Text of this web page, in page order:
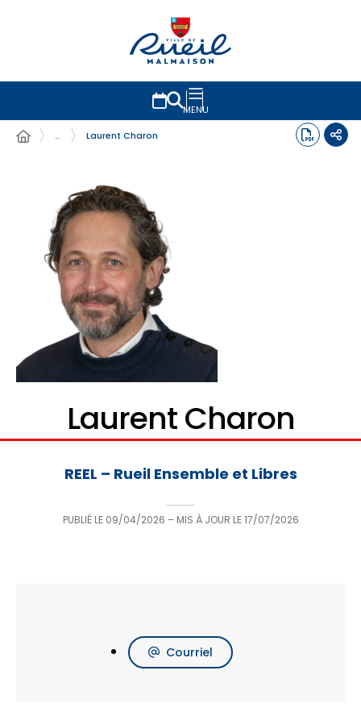
MENU
…
Laurent Charon
Laurent Charon
REEL – Rueil Ensemble et Libres
PUBLIÉ LE 09/04/2026 – MIS À JOUR LE17/07/2026
Courriel